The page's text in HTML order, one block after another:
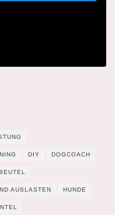
DIY DOGCOACH
AUSLASTEN HUNDE